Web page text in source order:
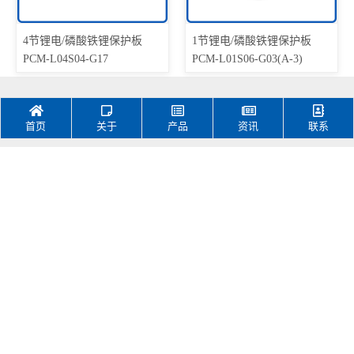
4节锂电/磷酸铁锂保护板
PCM-L04S04-G17
1节锂电/磷酸铁锂保护板
PCM-L01S06-G03(A-3)
首页 关于 产品 资讯 联系